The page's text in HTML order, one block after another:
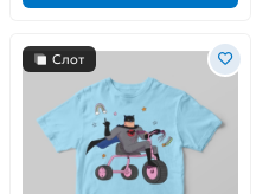
Слот